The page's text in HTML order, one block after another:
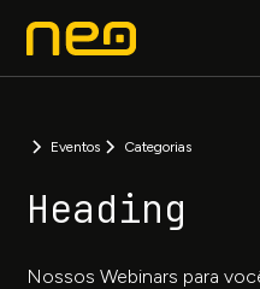
Eventos Categorias
Heading
Nossos Webinars para